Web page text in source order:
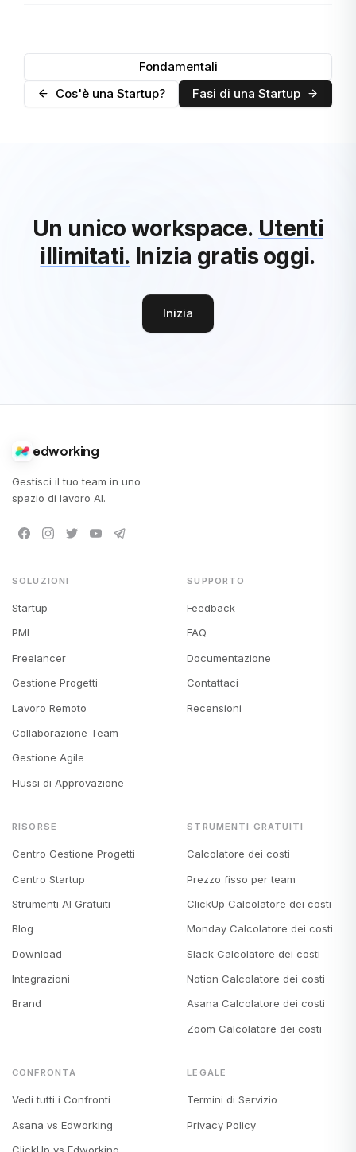
Fondamentali
Cos'è una Startup?
Fasi di una Startup
Un unico workspace. Utenti
illimitati. Inizia gratis oggi.
Inizia
edworking
Gestisci il tuo team in uno
spazio di lavoro AI.
SOLUZIONI
Startup
PMI
Freelancer
Gestione Progetti
Lavoro Remoto
Collaborazione Team
Gestione Agile
Flussi di Approvazione
SUPPORTO
Feedback
FAQ
Documentazione
Contattaci
Recensioni
RISORSE
Centro Gestione Progetti
Centro Startup
Strumenti AI Gratuiti
Blog
Download
Integrazioni
Brand
STRUMENTI GRATUITI
Calcolatore dei costi
Prezzo fisso per team
ClickUp Calcolatore dei costi
Monday Calcolatore dei costi
Slack Calcolatore dei costi
Notion Calcolatore dei costi
Asana Calcolatore dei costi
Zoom Calcolatore dei costi
CONFRONTA
Vedi tutti i Confronti
Asana vs Edworking
LEGALE
Termini di Servizio
Privacy Policy